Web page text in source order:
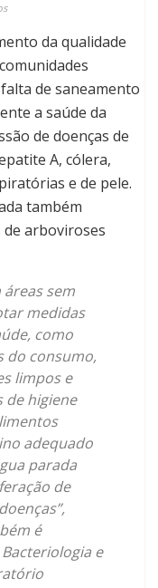
da qualidade
de saneamento
a saúde da
de doenças de
A, cólera,
e de pele.
também
arboviroses
áreas sem
medidas
como
do consumo,
limpos e
de higiene
adequado
parada
de
é
e